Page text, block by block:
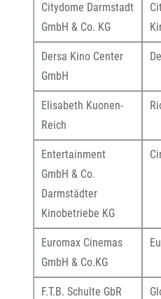
Citydome Darmstadt
GmbH & Co. KG
Dersa Kino Center
GmbH
Elisabeth Kuonen-
Reich
Entertainment
GmbH & Co.
Darmstädter
Kinobetriebe KG
Euromax Cinemas
GmbH & Co.KG
F.T.B. Schulte GbR